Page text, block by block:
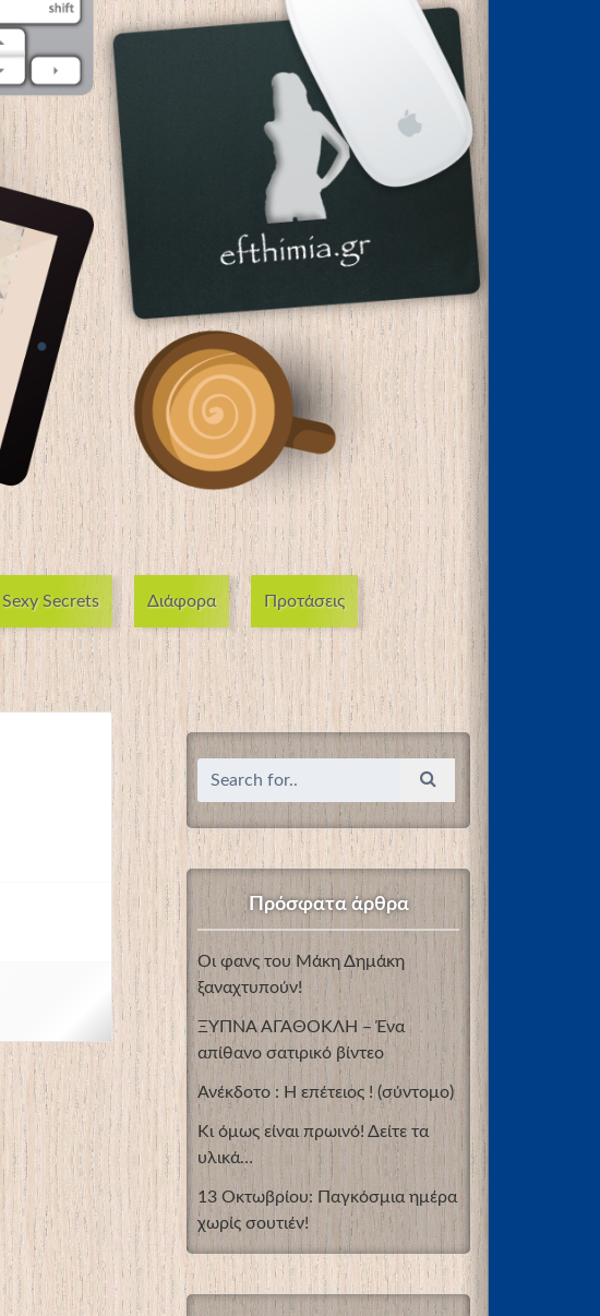
Sexy Secrets Διάφορα Προτάσεις
Πρόσφατα άρθρα
Οι φανς του Μάκη Δημάκη
ξαναχτυπούν!
ΞΥΠΝΑ ΑΓΑΘΟΚΛΗ – Ένα
απίθανο σατιρικό βίντεο
Ανέκδοτο : Η επέτειος ! (σύντομο)
Κι όμως είναι πρωινό! Δείτε τα
υλικά…
13 Οκτωβρίου: Παγκόσμια ημέρα
χωρίς σουτιέν!